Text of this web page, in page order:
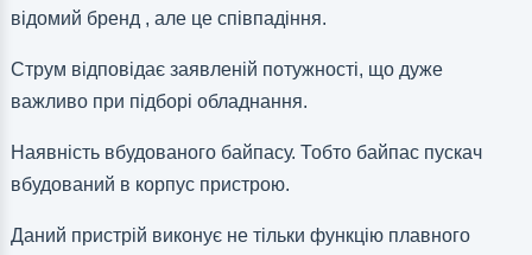
відомий бренд , але це співпадіння.
Струм відповідає заявленій потужності, що дуже
важливо при підборі обладнання.
Наявність вбудованого байпасу. Тобто байпас пускач
вбудований в корпус пристрою.
Даний пристрій виконує не тільки функцію плавного